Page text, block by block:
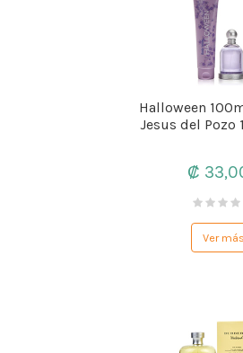
Halloween
Jesus del Pozo
₡
Ver más